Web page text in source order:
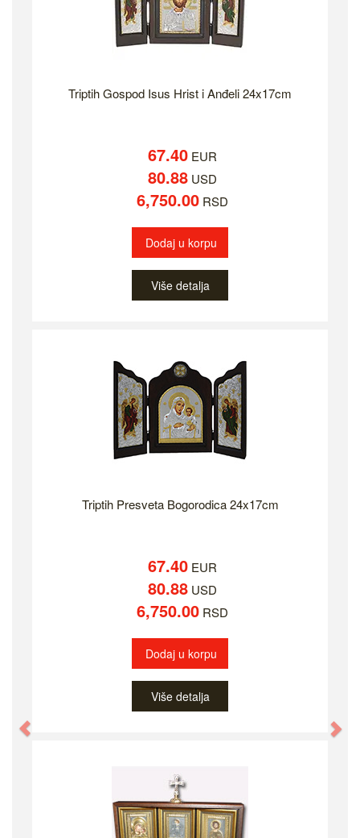
Triptih Gospod Isus Hrist i Anđeli 24x17cm
67.40EUR
80.88USD
6,750.00RSD
Dodaj u korpu
Više detalja
Triptih Presveta Bogorodica 24x17cm
67.40EUR
80.88USD
6,750.00RSD
Dodaj u korpu
Više detalja